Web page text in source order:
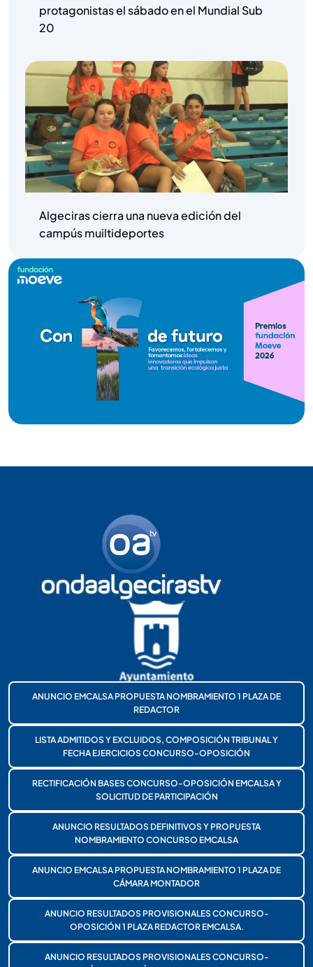
protagonistas el sábado en el Mundial Sub
20
Algeciras cierra una nueva edición del
campús muiltideportes
ANUNCIO EMCALSA PROPUESTA NOMBRAMIENTO 1 PLAZA DE
REDACTOR
LISTA ADMITIDOS Y EXCLUIDOS, COMPOSICIÓN TRIBUNAL Y
FECHA EJERCICIOS CONCURSO-OPOSICIÓN
RECTIFICACIÓN BASES CONCURSO-OPOSICIÓN EMCALSA Y
SOLICITUD DE PARTICIPACIÓN
ANUNCIO RESULTADOS DEFINITIVOS Y PROPUESTA
NOMBRAMIENTO CONCURSO EMCALSA
ANUNCIO EMCALSA PROPUESTA NOMBRAMIENTO 1 PLAZA DE
CÁMARA MONTADOR
ANUNCIO RESULTADOS PROVISIONALES CONCURSO-
OPOSICIÓN 1 PLAZA REDACTOR EMCALSA.
ANUNCIO RESULTADOS PROVISIONALES CONCURSO-